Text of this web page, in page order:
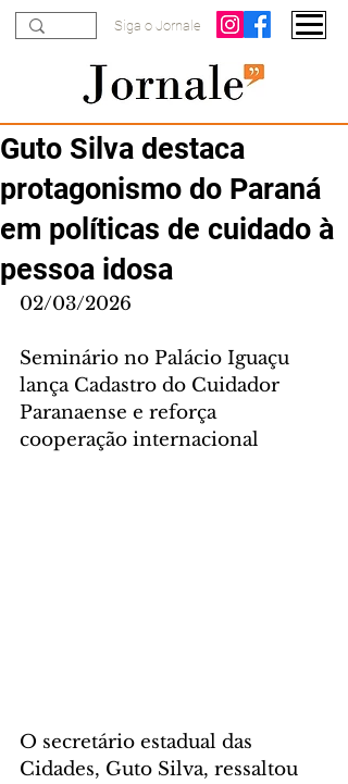
Siga o Jornale
Guto Silva destaca
protagonismo do Paraná
em políticas de cuidado à
pessoa idosa
02/03/2026
Seminário no Palácio Iguaçu
lança Cadastro do Cuidador
Paranaense e reforça
cooperação internacional
O secretário estadual das
Cidades, Guto Silva, ressaltou